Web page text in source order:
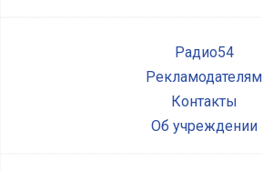
Радио54
Рекламодателям
Контакты
Об учреждении